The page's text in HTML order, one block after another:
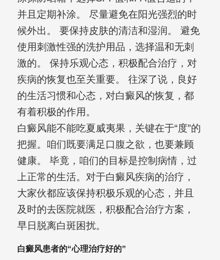
并且定期补涂。 尽量避免在阳光强烈的时
候外出。 要保持皮肤的清洁和湿润。 避免
使用刺激性强的洗护用品，选择温和无刺
激的。 保持乐观心态，积极配合治疗，对
疾病的恢复也至关重要。 往深了说，良好
的生活习惯和心态，对白癜风的恢复，都
有着积极的作用。
白癜风能不能吃夏威夷果，关键在于“度”的
把握。咱们既要满足口腹之欲，也要兼顾
健康。 毕竟，咱们的目标是控制病情，过
上正常的生活。对于白癜风疾病的治疗，
大家伙都应该保持积极乐观的心态，并且
及时的去医院就医，积极配合治疗方案，
早日脱离白斑困扰。
白癜风患者的“心理治疗好的”